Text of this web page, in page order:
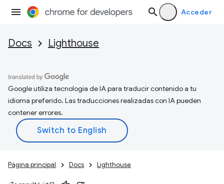
Acceder
Docs Lighthouse
Google utiliza tecnología de IA para traducir contenido a tu
idioma preferido. Las traducciones realizadas con IA pueden
contener errores.
Página principal Docs Lighthouse